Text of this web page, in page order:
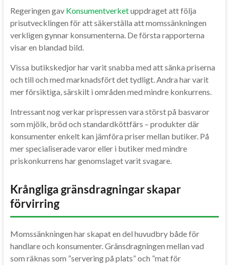
Regeringen gav Konsumentverketuppdraget att följa
prisutvecklingen för att säkerställa att momssänkningen
verkligen gynnar konsumenterna. De första rapporterna
visar en blandad bild.
Vissa butikskedjor har varit snabba med att sänka priserna
och till och med marknadsfört det tydligt. Andra har varit
mer försiktiga, särskilt i områden med mindre konkurrens.
Intressant nog verkar prispressen vara störst på basvaror
som mjölk, bröd och standardköttfärs – produkter där
konsumenter enkelt kan jämföra priser mellan butiker. På
mer specialiserade varor eller i butiker med mindre
priskonkurrens har genomslaget varit svagare.
Krångliga gränsdragningar skapar
förvirring
Momssänkningen har skapat en del huvudbry både för
handlare och konsumenter. Gränsdragningen mellan vad
som räknas som ”servering på plats” och ”mat för